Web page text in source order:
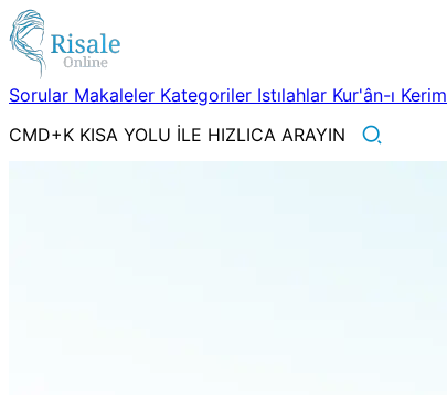
Sorular Makaleler Kategoriler Istılahlar Kur'ân-ı Kerim
CMD+K KISA YOLU İLE HIZLICA ARAYIN